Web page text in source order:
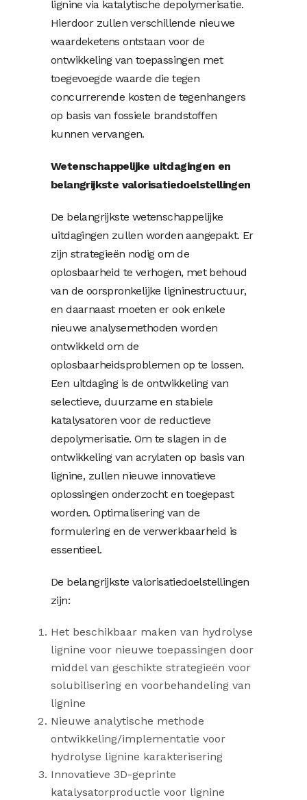
lignine via katalytische depolymerisatie.
Hierdoor zullen verschillende nieuwe
waardeketens ontstaan voor de
ontwikkeling van toepassingen met
toegevoegde waarde die tegen
concurrerende kosten de tegenhangers
op basis van fossiele brandstoffen
kunnen vervangen.
Wetenschappelijke uitdagingen en
belangrijkste valorisatiedoelstellingen
De belangrijkste wetenschappelijke
uitdagingen zullen worden aangepakt. Er
zijn strategieën nodig om de
oplosbaarheid te verhogen, met behoud
van de oorspronkelijke ligninestructuur,
en daarnaast moeten er ook enkele
nieuwe analysemethoden worden
ontwikkeld om de
oplosbaarheidsproblemen op te lossen.
Een uitdaging is de ontwikkeling van
selectieve, duurzame en stabiele
katalysatoren voor de reductieve
depolymerisatie. Om te slagen in de
ontwikkeling van acrylaten op basis van
lignine, zullen nieuwe innovatieve
oplossingen onderzocht en toegepast
worden. Optimalisering van de
formulering en de verwerkbaarheid is
essentieel.
De belangrijkste valorisatiedoelstellingen
zijn:
Het beschikbaar maken van hydrolyse
lignine voor nieuwe toepassingen door
middel van geschikte strategieën voor
solubilisering en voorbehandeling van
lignine
Nieuwe analytische methode
ontwikkeling/implementatie voor
hydrolyse lignine karakterisering
Innovatieve 3D-geprinte
katalysatorproductie voor lignine